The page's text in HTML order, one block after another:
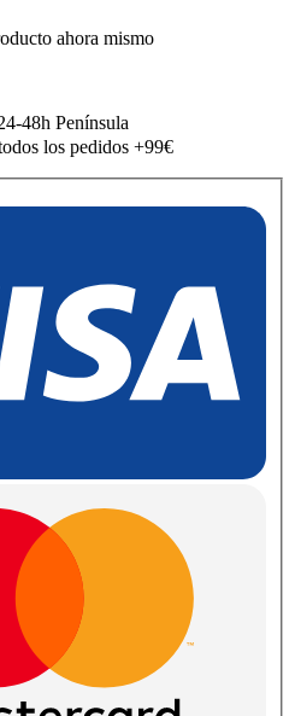
ahora mismo
48h Península
los pedidos +99€